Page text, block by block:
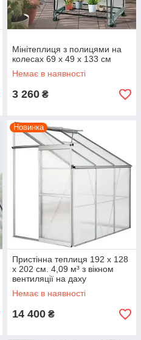
Мінітеплиця з полицями на
колесах 69 x 49 x 133 см
Немає в наявності
3 260 ₴
Новинка
Пристінна теплиця 192 x 128
x 202 см. 4,09 м³ з вікном
вентиляції на даху
Немає в наявності
14 400 ₴